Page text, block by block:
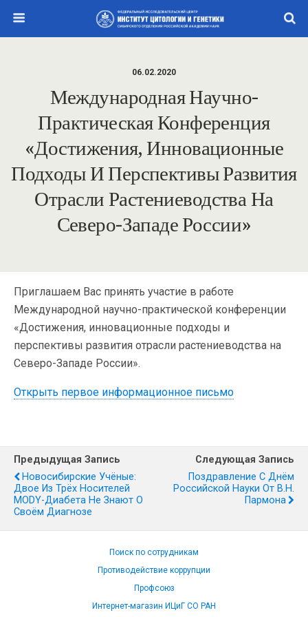
06.02.2020
Международная Научно-
Практическая Конференция
«Достижения, Инновационные
Подходы И Перспективы Развития
Отрасли Растениеводства На
Северо-Западе России»
Приглашаем Вас принять участие в работе
Международной научно-практической конференции
«Достижения, инновационные подходы и
перспективы развития отрасли растениеводства на
Северо-Западе России».
Открыть первое информационное письмо
Предыдущая Запись
Новосибирские Учёные:
Двое Из Трёх Носителей
MODY-Диабета Не Знают О
Своём Диагнозе
Следующая Запись
Поздравление С Днём
Российской Науки От В.Н.
Пармона
Поиск по сотрудникам
Противодействие коррупции
Профсоюз
Интернет-магазин ИЦиГ СО РАН